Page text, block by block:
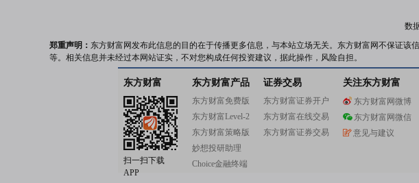
数
郑重声明： 东方财富网发布此信息的目的在于传播更多信息，与本站立场无关。东方财富网不保证
等。相关信息并未经过本网站证实，不对您构成任何投资建议，据此操作，风险自担。
东方财富
扫一扫下载
APP
东方财富产品
东方财富免费版
东方财富Level-2
东方财富策略版
妙想投研助理
Choice金融终端
证券交易
东方财富证券开户
东方财富在线交易
东方财富证券交易
关注东方财富
东方财富网微博
东方财富网微信
意见与建议